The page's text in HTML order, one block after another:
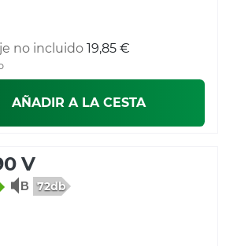
no incluido 19,85 €
AÑADIR A LA CESTA
V
72db